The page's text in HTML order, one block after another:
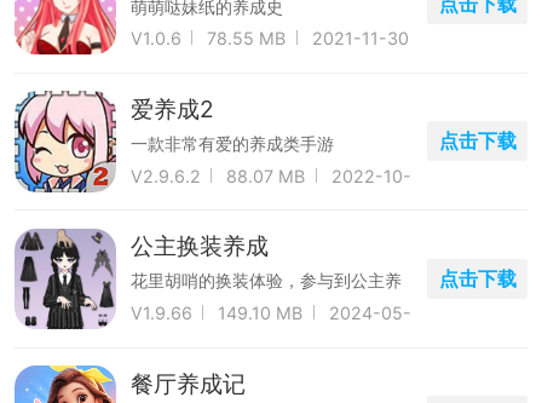
萌萌哒妹纸的养成史
V1.0.6
78.55 MB 2021-11-30
爱养成2
一款非常有爱的养成类手游
V2.9.6.2
88.07 MB
2022-10-
点击下载
公主换装养成
花里胡哨的换装体验，参与到公主养
成中。
V1.9.66 149.10 MB
2024-05-
点击下载
餐厅养成记